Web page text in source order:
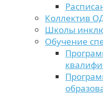
Коллектив
Школы
Обучение